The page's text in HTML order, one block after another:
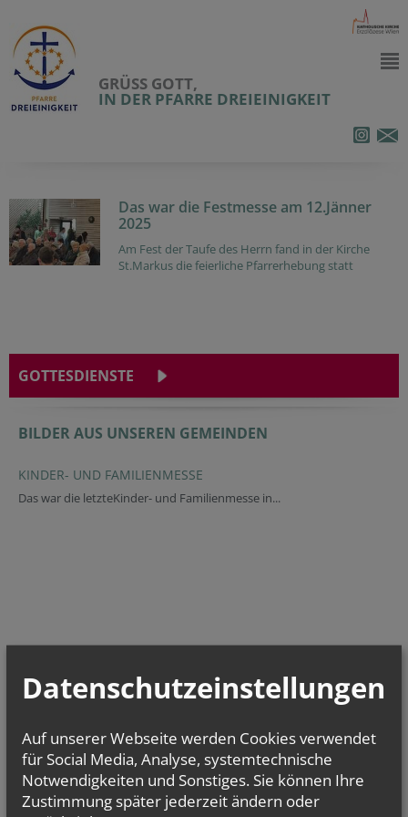
GRÜSS GOTT,
IN DER PFARRE DREIEINIGKEIT
Das war die Festmesse am 12.Jänner
2025
Am Fest der Taufe des Herrn fand in der Kirche
St.Markus die feierliche Pfarrerhebung statt
GOTTESDIENSTE
BILDER AUS UNSEREN GEMEINDEN
KINDER- UND FAMILIENMESSE
Das war die letzteKinder- und Familienmesse in...
TERMINE
Di.., 01. September 2026 14:30
Seniorenrunde (StM)
Datenschutzeinstellungen
Auf unserer Webseite werden Cookies verwendet
für Social Media, Analyse, systemtechnische
Notwendigkeiten und Sonstiges. Sie können Ihre
Zustimmung später jederzeit ändern oder